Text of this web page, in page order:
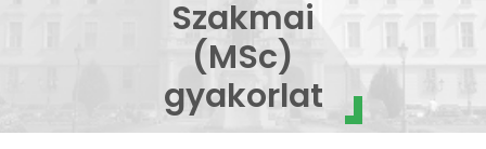
Szakmai
(MSc)
gyakorlat